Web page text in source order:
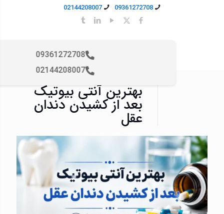
09361272708
02144208007
09361272708
02144208007
بهترین آنتی بیوتیک
بعد از کشیدن دندان
عقل